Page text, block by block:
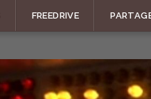
FREEDRIVE